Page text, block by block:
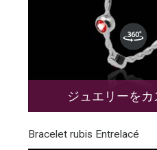
ジュエリーを
Bracelet rubis Entrelacé